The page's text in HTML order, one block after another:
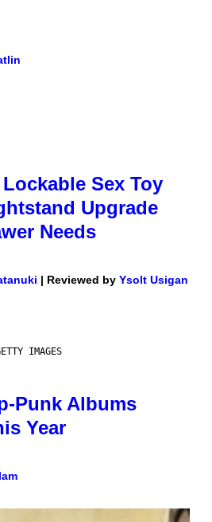
Sex Toy
Upgrade
Needs
| Reviewed by Ysolt Usigan
IMAGES
Punk Albums
Year